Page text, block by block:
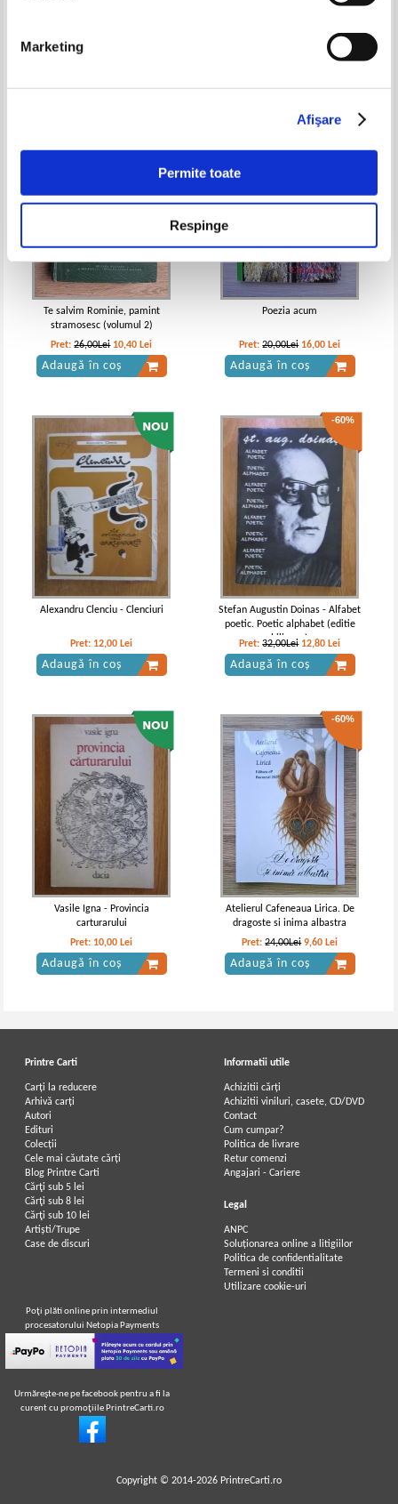
Marketing
Afişare
Permite toate
Respinge
Pret: Lei
Te salvim Rominie, pamint
stramosesc (volumul 2)
Pret:26,00Lei 10,40 Lei
Adaugă în coș
-20%
Poezia acum
Pret:20,00Lei 16,00 Lei
Adaugă în coș
Alexandru Clenciu - Clenciuri
Pret: 12,00 Lei
Adaugă în coș
-60%
Stefan Augustin Doinas - Alfabet
poetic. Poetic alphabet (editie
bilingva)
Pret:32,00Lei 12,80 Lei
Adaugă în coș
Vasile Igna - Provincia
carturarului
Pret: 10,00 Lei
Adaugă în coș
-60%
Atelierul Cafeneaua Lirica. De
dragoste si inima albastra
Pret:24,00Lei 9,60 Lei
Adaugă în coș
Printre Carti
Carți la reducere
Arhivă carți
Autori
Edituri
Colecții
Cele mai căutate cărți
Blog Printre Carti
Cărţi sub 5 lei
Cărţi sub 8 lei
Cărţi sub 10 lei
Artiști/Trupe
Case de discuri
Informatii utile
Achizitii cărți
Achizitii viniluri, casete, CD/DVD
Contact
Cum cumpar?
Politica de livrare
Retur comenzi
Angajari - Cariere
Legal
ANPC
Soluționarea online a litigiilor
Politica de confidentialitate
Termeni si conditii
Utilizare cookie-uri
Poţi plăti online prin intermediul
procesatorului Netopia Payments
Urmăreşte-ne pe facebook pentru a fi la
curent cu promoţiile PrintreCarti.ro
Copyright © 2014-2026 PrintreCarti.ro